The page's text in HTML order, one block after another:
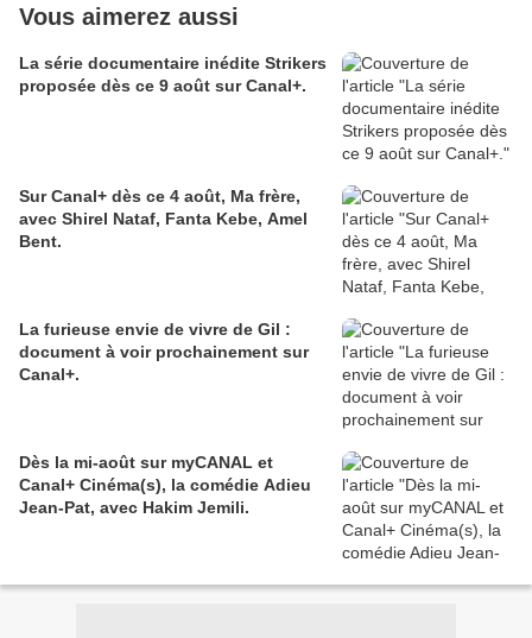
Vous aimerez aussi
La série documentaire inédite Strikers
proposée dès ce 9 août sur Canal+.
Sur Canal+ dès ce 4 août, Ma frère,
avec Shirel Nataf, Fanta Kebe, Amel
Bent.
La furieuse envie de vivre de Gil :
document à voir prochainement sur
Canal+.
Dès la mi-août sur myCANAL et
Canal+ Cinéma(s), la comédie Adieu
Jean-Pat, avec Hakim Jemili.